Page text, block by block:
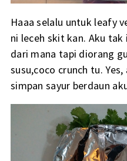
Haaa selalu untuk leafy
ni leceh skit kan. Aku
dari mana tapi diorang
susu,coco crunch tu.
simpan sayur berdaun